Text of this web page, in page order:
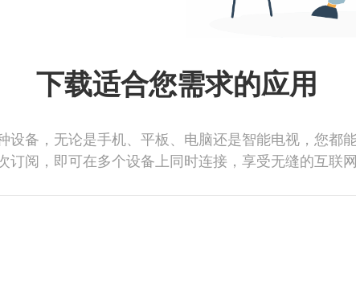
下载适合您需求的应用
设备，无论是手机、平板、电脑还是智能电视，您都能
订阅，即可在多个设备上同时连接，享受无缝的互联网